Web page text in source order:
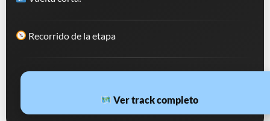
Recorrido de la etapa
Ver track completo